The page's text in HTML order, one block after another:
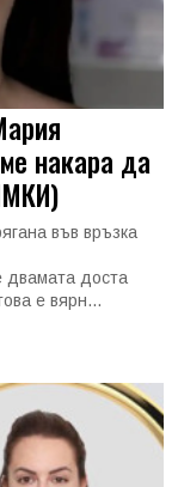
накара да
във връзка
двамата доста
е вярн...